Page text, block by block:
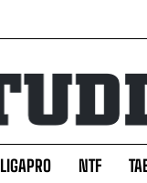
LIGAPRO NTF